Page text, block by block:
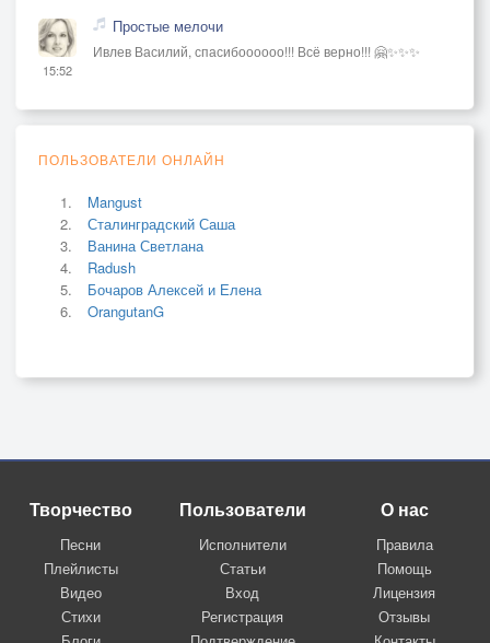
15:52
Простые мелочи
Ивлев Василий, спасибоооооо!!! Всё верно!!! 🤗✨✨✨
ПОЛЬЗОВАТЕЛИ ОНЛАЙН
Mangust
Сталинградский Саша
Ванина Светлана
Radush
Бочаров Алексей и Елена
OrangutanG
Творчество
Песни
Плейлисты
Видео
Стихи
Пользователи
Исполнители
Статьи
Вход
Регистрация
О нас
Правила
Помощь
Лицензия
Отзывы